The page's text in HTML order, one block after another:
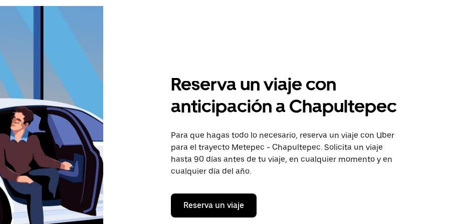
Reserva un viaje con
anticipación a Chapultepec
Para que hagas todo lo necesario, reserva un viaje con Uber
para el trayecto Metepec - Chapultepec. Solicita un viaje
hasta 90 días antes de tu viaje, en cualquier momento y en
cualquier día del año.
Reserva un viaje